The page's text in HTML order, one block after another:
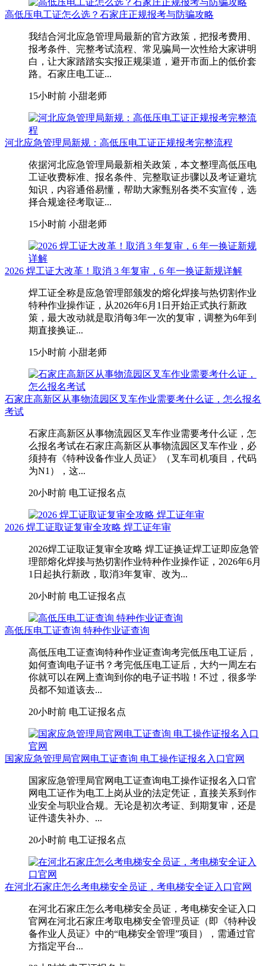
高低压电工证怎么选？石家庄正规报考与防骗攻略
我结合河北应急管理局最新的官方政策，把报考费用、
报考条件、完整考试流程、常见骗局一次性给大家讲明
白，让大家踏踏实实报正规渠道，避开市面上的低价套
路。石家庄电工证...
15小时前 小甜老师
河北应急管理局新规：高低压电工证正规报考完整流程
依据河北应急管理局最新相关政策，本文整理高低压电
工证收费标准、报名条件、完整取证步骤以及考证避坑
知识，内容通俗易懂，帮助大家甄别各类不实宣传，选
择合规途径考取证...
15小时前 小甜老师
2026 焊工证大改革！取消 3 年复审，6 年一换证新规详解
焊工证全称是应急管理部颁发的熔化焊接与热切割作业
特种作业操作证，从2026年6月1日开始正式执行新政
策，最大改动就是取消每3年一次的复审，调整为6年到
期直接换证...
15小时前 小甜老师
石家庄高新区从事物流园区叉车作业需要考什么证，怎么报名
考试
石家庄高新区从事物流园区叉车作业需要考什么证，怎
么报名考试在石家庄高新区从事物流园区叉车作业，‌必
须持有《特种设备作业人员证》（叉车司机项目，代码
为N1）‌，这...
20小时前 电工证报名点
2026 焊工证取证复审全攻略 焊工证年审
2026焊工证取证复审全攻略 焊工证换证焊工证即应急管
理部熔化焊接与热切割作业特种作业操作证，2026年6月
1日起执行新政，取消3年复审、改为...
20小时前 电工证报名点
高低压电工证查询 特种作业证查询
高低压电工证查询特种作业证查询考完低压电工证后，
如何查询电子证书？考完低压电工证后，大约一周左右
你就可以在网上查询到你的电子证书啦！不过，很多学
员都不知道该去...
20小时前 电工证报名点
国家应急管理局官网电工证查询 电工操作证报名入口官网
国家应急管理局官网电工证查询电工操作证报名入口官
网电工证作为电工上岗从业的法定凭证，直接关系到作
业安全与职业合规。无论是初次考证、到期复审，还是
证件遗失补办、...
20小时前 电工证报名点
在河北石家庄怎么考电梯安全员证，考电梯安全证入口官网
在河北石家庄怎么考电梯安全员证，考电梯安全证入口
官网在河北石家庄考取‌电梯安全管理员证‌（即《特种设
备作业人员证》中的“电梯安全管理”项目），需通过官
方指定平台...